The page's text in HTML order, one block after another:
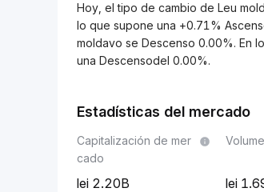
Hoy, el tipo de cambio de Leu
lo que supone una +0.71%
moldavo se Descenso 0.00%. En
una Descensodel 0.00%.
Estadísticas del mercado
Capitalización de mer
cado
2.20B